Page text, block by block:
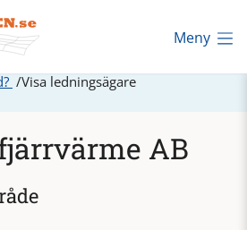
Meny
Visa ledningsägare
AB